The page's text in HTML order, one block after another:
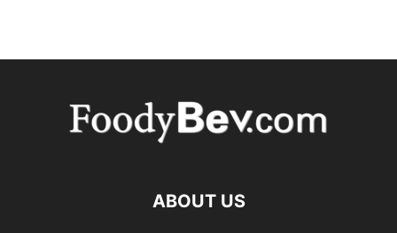
ABOUT US